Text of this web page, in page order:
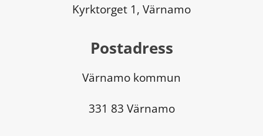
Kyrktorget 1, Värnamo
Postadress
Värnamo kommun
331 83 Värnamo